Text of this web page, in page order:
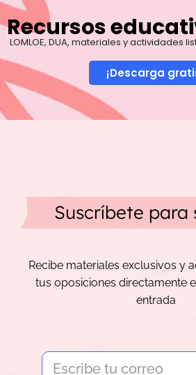
Recursos
LOMLOE, DUA, materiales y actividades
¡Descarga
Suscríbete para
Recibe materiales exclusivos y
tus oposiciones directamente
entrada